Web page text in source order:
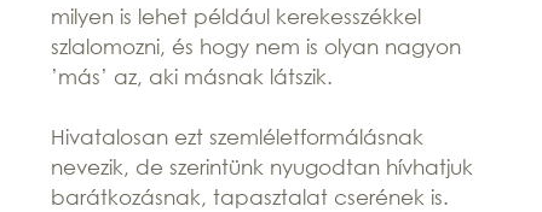
milyen is lehet például kerekesszékkel
szlalomozni, és hogy nem is olyan nagyon
’más’ az, aki másnak látszik.
Hivatalosan ezt szemléletformálásnak
nevezik, de szerintünk nyugodtan hívhatjuk
barátkozásnak, tapasztalat cserének is.